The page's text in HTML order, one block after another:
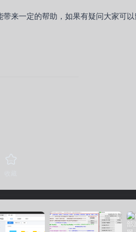
来一定的帮助，如果有疑问大家可